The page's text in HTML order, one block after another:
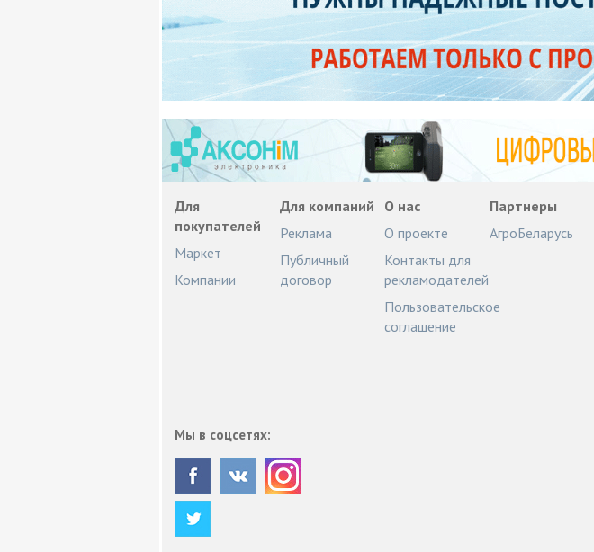
Для
покупателей
Маркет
Компании
Для компаний
Реклама
Публичный
договор
О нас
О проекте
Контакты для
рекламодателей
Пользовательское
соглашение
Партнеры
АгроБеларусь
Мы в соцсетях: